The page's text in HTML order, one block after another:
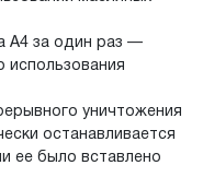
A4 за один раз —
использования
уничтожения
останавливается
ее было вставлено